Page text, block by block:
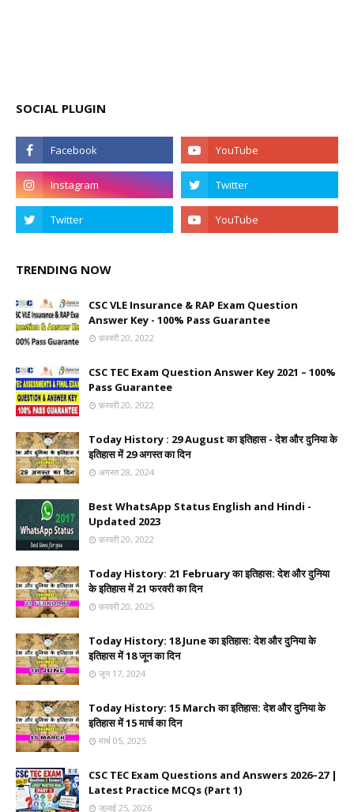
SOCIAL PLUGIN
TRENDING NOW
CSC VLE Insurance & RAP Exam Question
Answer Key - 100% Pass Guarantee
फ़रवरी 20, 2022
CSC TEC Exam Question Answer Key 2021 – 100%
Pass Guarantee
फ़रवरी 20, 2022
Today History : 29 August का इतिहास - देश और दुनिया के
इतिहास में 29 अगस्त का दिन
अगस्त 28, 2024
Best WhatsApp Status English and Hindi -
Updated 2023
फ़रवरी 20, 2022
Today History: 21 February का इतिहास: देश और दुनिया
के इतिहास में 21 फरवरी का दिन
फ़रवरी 20, 2025
Today History: 18 June का इतिहास: देश और दुनिया के
इतिहास में 18 जून का दिन
जून 17, 2024
Today History: 15 March का इतिहास: देश और दुनिया के
इतिहास में 15 मार्च का दिन
मार्च 05, 2025
CSC TEC Exam Questions and Answers 2026–27 |
Latest Practice MCQs (Part 1)
जुलाई 25, 2026